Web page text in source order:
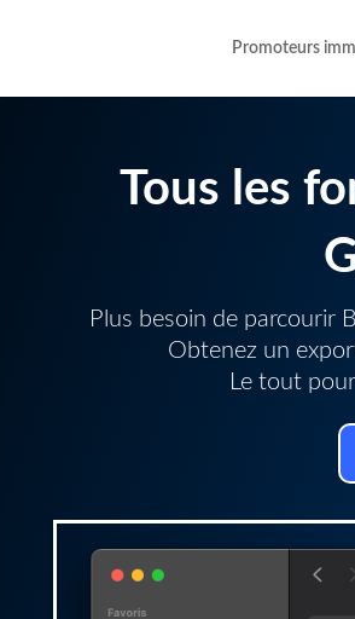
Promoteurs
Tous les
Plus besoin de parcourir
Obtenez un
Le tout